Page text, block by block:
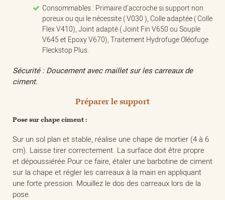
Consommables : Primaire d’accroche si support non
poreux ou qui le nécessite ( V030 ), Colle adaptée ( Colle
Flex V410), Joint adapté ( Joint Fin V650 ou Souple
V645 et Epoxy V670), Traitement Hydrofuge Oléofuge
Fleckstop Plus.
Sécurité : Doucement avec maillet sur les carreaux de
ciment.
Préparer le support
Pose sur chape ciment :
Sur un sol plan et stable, réalise une chape de mortier (4 à 6
cm). Laisse tirer correctement. La surface doit être propre
et dépoussiérée.Pour ce faire, étaler une barbotine de ciment
sur la chape et régler les carreaux à la main en appliquant
une forte pression. Mouillez le dos des carreaux lors de la
pose.